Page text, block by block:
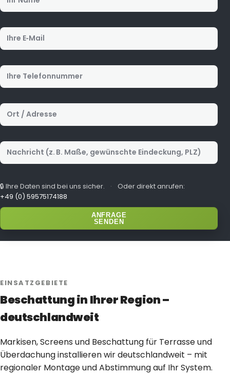
Ihre E‑Mail
Ihre Telefonnummer
ANFRAGE
SENDEN
Ort / Adresse
Nachricht (z. B. Durchmesser, Material, Anzahl)
🔒 Ihre Daten sind bei uns sicher. ·
Oder direkt anrufen:
+49 (0) 59575174188
EINSATZGEBIETE
Beschattung in Ihrer Region –
deutschlandweit
Markisen, Screens und Beschattung für Terrasse und
Überdachung installieren wir deutschlandweit – mit
regionaler Montage und Abstimmung auf Ihr System.